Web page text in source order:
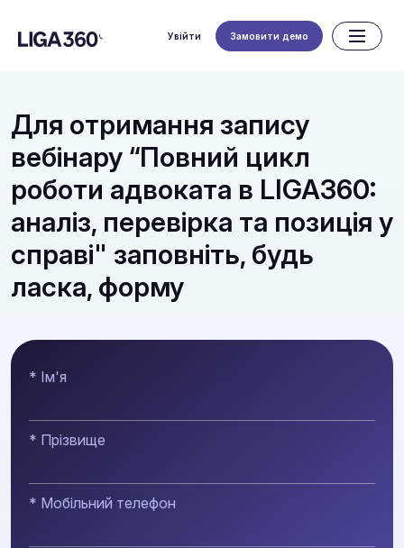
Увійти Замовити демо
Для отримання запису
вебінару “Повний цикл
роботи адвоката в LIGA360:
аналіз, перевірка та позиція у
справі" заповніть, будь
ласка, форму
* Ім'я
* Прізвище
* Мобільний телефон